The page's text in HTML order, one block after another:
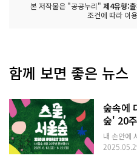
본 저작물은 "공공누리" 제4유형:
조건에 따라 이
함께 보면 좋은 뉴스
숲속에
숲' 20
내 손안에